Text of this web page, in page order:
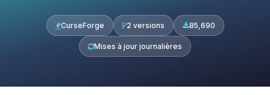
CurseForge 2 versions 85,690
Mises à jour journalières